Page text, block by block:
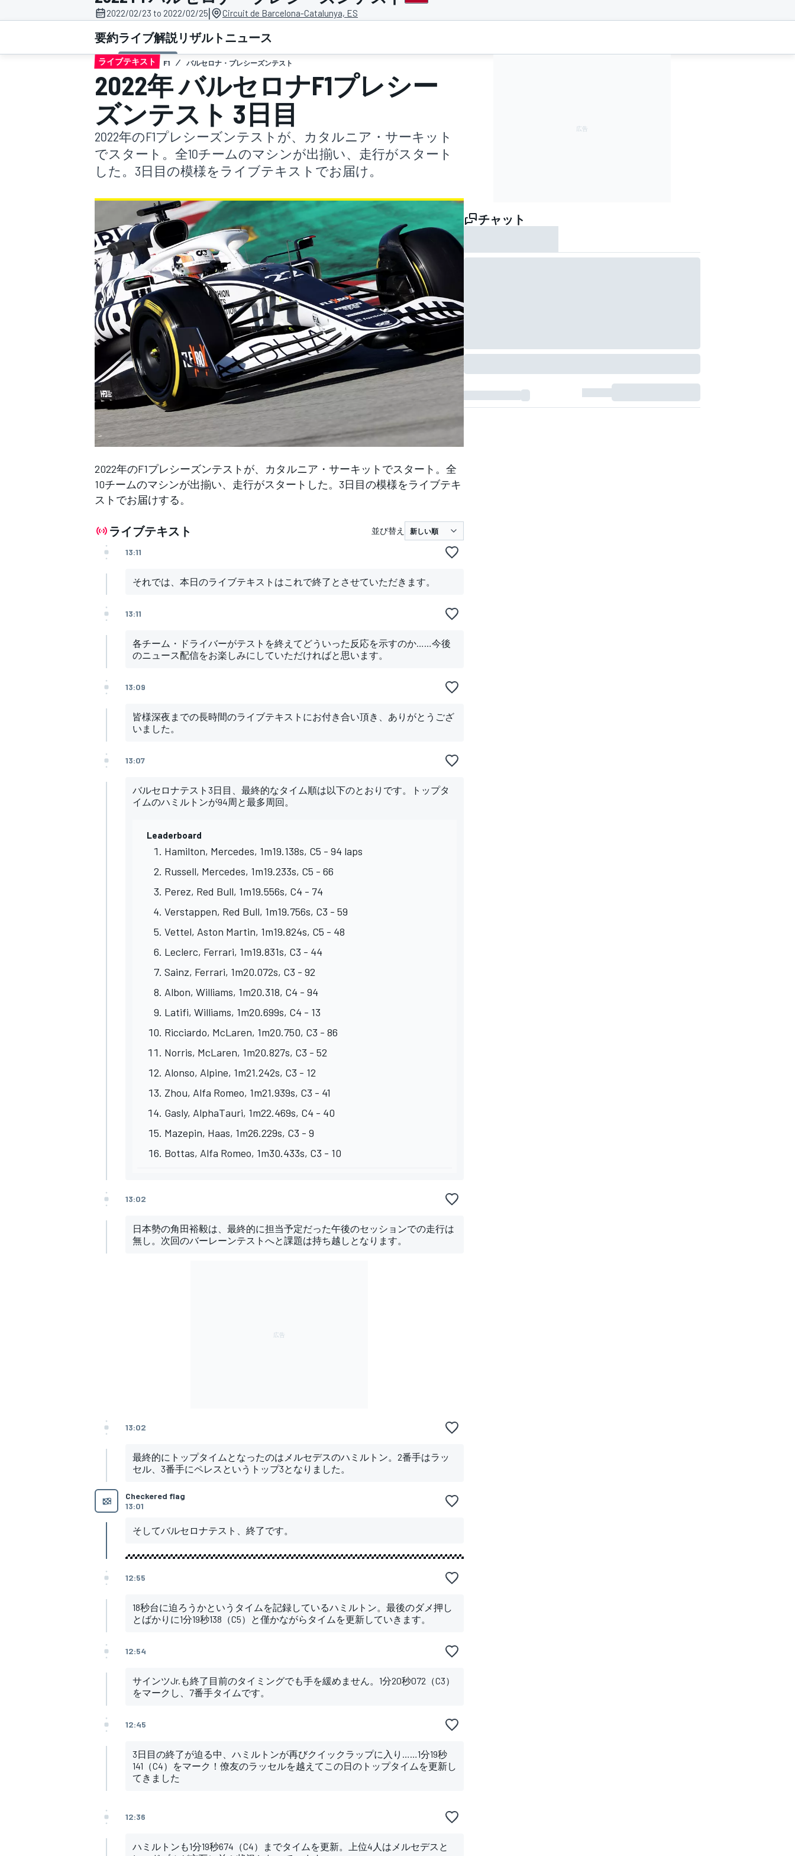
スーパーフォーミュラ
スーパーGT
WEC
フォーミュラE
すべてのカテゴリー
2022/02/23 to 2022/02/25| Circuit de Barcelona-Catalunya, ES
要約ライブ解説リザルト ニュース
ライブテキスト F1 バルセロナ・プレシーズンテスト
2022年 バルセロナF1プレシー
ズンテスト 3日目
2022年のF1プレシーズンテストが、カタルニア・サーキット
でスタート。全10チームのマシンが出揃い、走行がスタート
した。3日目の模様をライブテキストでお届け。
2022年のF1プレシーズンテストが、カタルニア・サーキットでスタート。全
10チームのマシンが出揃い、走行がスタートした。3日目の模様をライブテキ
ストでお届けする。
ライブテキスト 並び替え
13:11
それでは、本日のライブテキストはこれで終了とさせていただきます。
13:11
各チーム・ドライバーがテストを終えてどういった反応を示すのか……今後
のニュース配信をお楽しみにしていただければと思います。
13:09
皆様深夜までの長時間のライブテキストにお付き合い頂き、ありがとうござ
いました。
13:07
バルセロナテスト3日目、最終的なタイム順は以下のとおりです。トップタ
イムのハミルトンが94周と最多周回。
Leaderboard
Hamilton, Mercedes, 1m19.138s, C5 - 94 laps
Russell, Mercedes, 1m19.233s, C5 - 66
Perez, Red Bull, 1m19.556s, C4 - 74
Verstappen, Red Bull, 1m19.756s, C3 - 59
Vettel, Aston Martin, 1m19.824s, C5 - 48
Leclerc, Ferrari, 1m19.831s, C3 - 44
Sainz, Ferrari, 1m20.072s, C3 - 92
Albon, Williams, 1m20.318, C4 - 94
Latifi, Williams, 1m20.699s, C4 - 13
Ricciardo, McLaren, 1m20.750, C3 - 86
Norris, McLaren, 1m20.827s, C3 - 52
Alonso, Alpine, 1m21.242s, C3 - 12
Zhou, Alfa Romeo, 1m21.939s, C3 - 41
Gasly, AlphaTauri, 1m22.469s, C4 - 40
Mazepin, Haas, 1m26.229s, C3 - 9
Bottas, Alfa Romeo, 1m30.433s, C3 - 10
13:02
日本勢の角田裕毅は、最終的に担当予定だった午後のセッションでの走行は
無し。次回のバーレーンテストへと課題は持ち越しとなります。
13:02
最終的にトップタイムとなったのはメルセデスのハミルトン。2番手はラッ
セル、3番手にペレスというトップ3となりました。
Checkered flag
13:01
そしてバルセロナテスト、終了です。
12:55
18秒台に迫ろうかというタイムを記録しているハミルトン。最後のダメ押し
とばかりに1分19秒138（C5）と僅かながらタイムを更新していきます。
12:54
サインツJr.も終了目前のタイミングでも手を緩めません。1分20秒072（C3）
をマークし、7番手タイムです。
12:45
3日目の終了が迫る中、ハミルトンが再びクイックラップに入り……1分19秒
141（C4）をマーク！僚友のラッセルを越えてこの日のトップタイムを更新し
てきました
12:36
ハミルトンも1分19秒674（C4）までタイムを更新。上位4人はメルセデスと
チャット